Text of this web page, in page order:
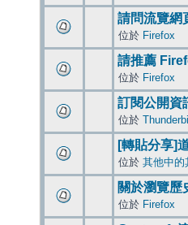
請問流覽網
位於 Firefox
請推薦
位於 Firefox
訂閱公開資
位於
[轉貼分享]
位於 其他中的
關於瀏覽歷
位於 Firefox